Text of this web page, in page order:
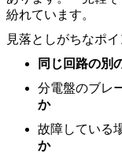
紛れています。
見落としがちなポ
同じ回路の別
分電盤のブレ
か
故障している
か